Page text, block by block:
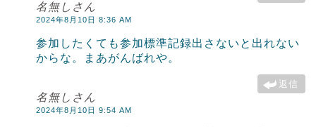
名無しさん
2024年8月10日 8:36 AM
参加したくても参加標準記録出さないと出れない
からな。まあがんばれや。
返信
名無しさん
2024年8月10日 9:54 AM